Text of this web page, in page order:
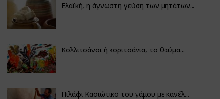
Ελαϊκή, η άγνωστη γεύση των μητάτων...
Κολλιτσάνοι ή κοριτσάνια, το θαύμα...
Πιλάφι Κασιώτικο του γάμου με κανέλ...